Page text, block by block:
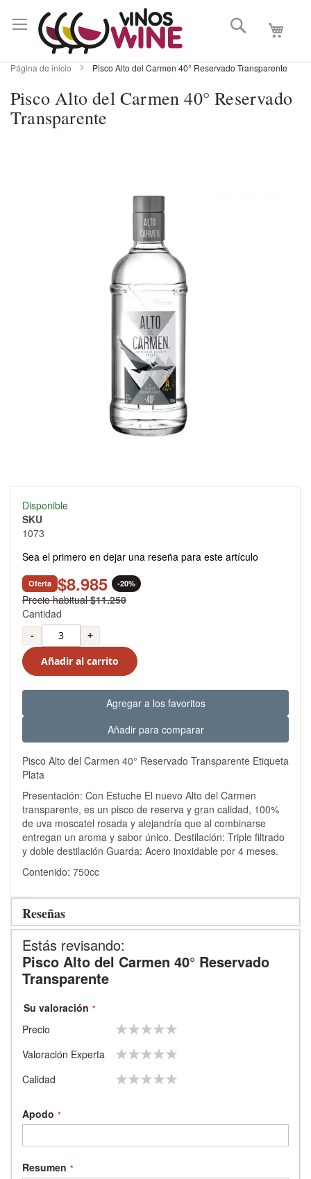
Mi
Buscar
Página de inicio Pisco Alto del Carmen 40° Reservado Transparente
Pisco Alto del Carmen 40° Reservado
Transparente
the
beginning
the
images
gallery
Disponible
SKU
1073
Sea el primero en dejar una reseña para este artículo
Oferta $8.985 -20%
Precio habitual $11.250
Cantidad
-
+
Añadir al carrito
Agregar a los favoritos
Añadir para comparar
Pisco Alto del Carmen 40° Reservado Transparente Etiqueta
Plata
Presentación: Con Estuche El nuevo Alto del Carmen
transparente, es un pisco de reserva y gran calidad, 100%
de uva moscatel rosada y alejandría que al combinarse
entregan un aroma y sabor único. Destilación: Triple filtrado
y doble destilación Guarda: Acero inoxidable por 4 meses.
Contenido: 750cc
Reseñas
Estás revisando:
Pisco Alto del Carmen 40° Reservado
Transparente
Su valoración
Precio
1 2 3 4 5
Valoración Experta
1 2 3 4 5
Calidad
1 2 3 4 5
Apodo
Resumen